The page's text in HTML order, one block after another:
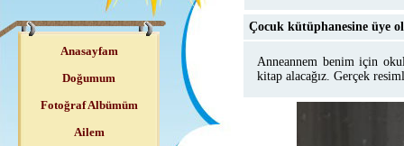
Anasayfam
Doğumum
Fotoğraf Albümüm
Ailem
Çocuk kütüphanesine üye
Anneannem benim için
kitap alacağız. Gerçek